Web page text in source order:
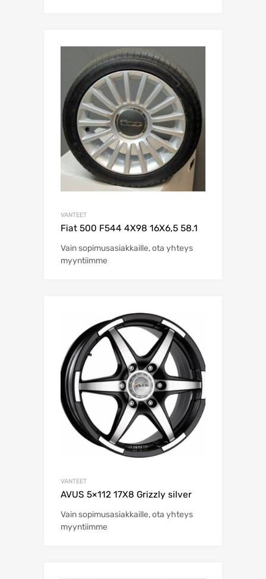
VANTEET
Fiat 500 F544 4X98 16X6,5 58.1
Vain sopimusasiakkaille, ota yhteys
myyntiimme
VANTEET
AVUS 5×112 17X8 Grizzly silver
Vain sopimusasiakkaille, ota yhteys
myyntiimme